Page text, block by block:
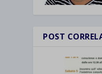
POST